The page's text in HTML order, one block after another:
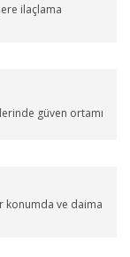
ilaçlama
güven ortamı
konumda ve daima